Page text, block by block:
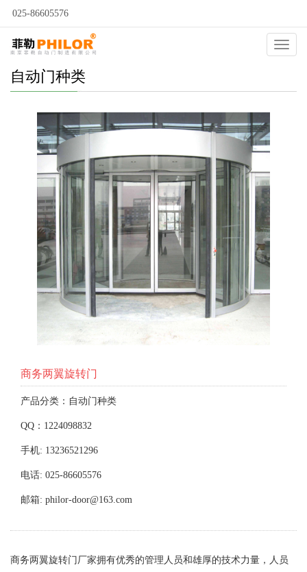
025-86605576
自动门种类
商务两翼旋转门
产品分类：自动门种类
QQ：1224098832
手机: 13236521296
电话: 025-86605576
邮箱: philor-door@163.com
商务两翼旋转门厂家拥有优秀的管理人员和雄厚的技术力量，人员